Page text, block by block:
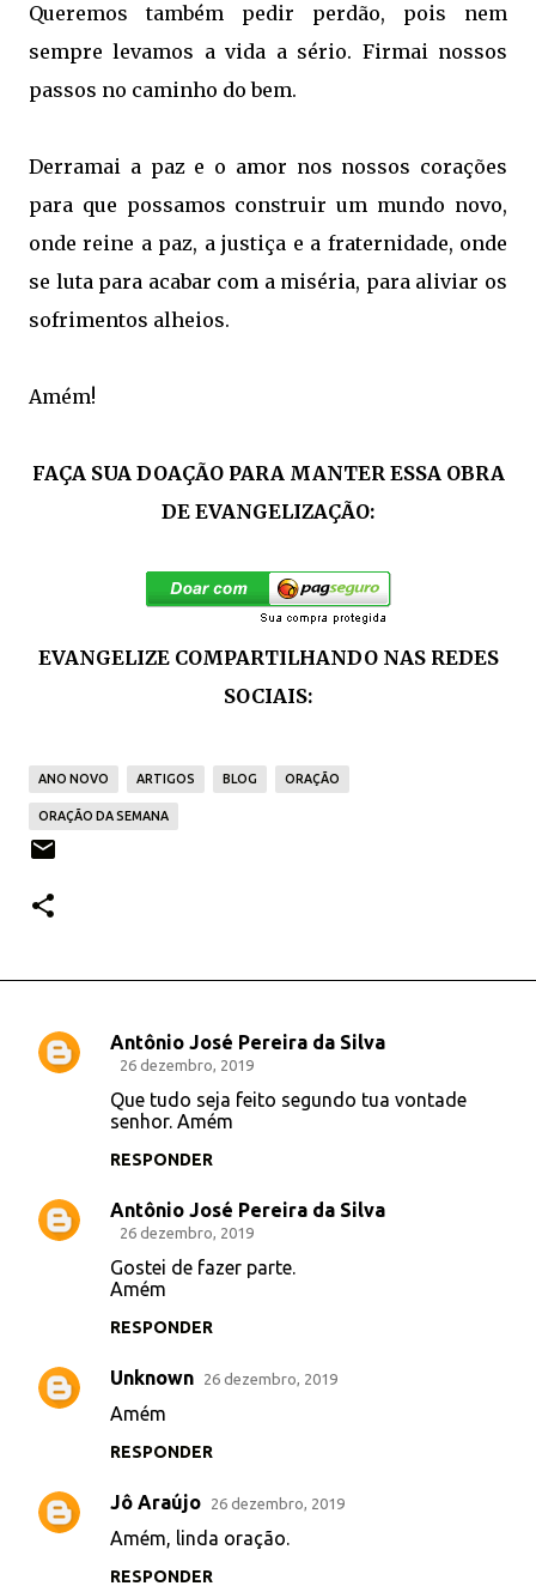
Queremos também pedir perdão, pois nem
sempre levamos a vida a sério. Firmai nossos
passos no caminho do bem.
Derramai a paz e o amor nos nossos corações
para que possamos construir um mundo novo,
onde reine a paz, a justiça e a fraternidade, onde
se luta para acabar com a miséria, para aliviar os
sofrimentos alheios.
Amém!
FAÇA SUA DOAÇÃO PARA MANTER ESSA OBRA
DE EVANGELIZAÇÃO:
EVANGELIZE COMPARTILHANDO NAS REDES
SOCIAIS:
ANO NOVO ARTIGOS BLOG ORAÇÃO
ORAÇÃO DA SEMANA
C
t
s
Antônio José Pereira da Silva
26 dezembro, 2019
Que tudo seja feito segundo tua vontade
senhor. Amém
RESPONDER
Antônio José Pereira da Silva
26 dezembro, 2019
Gostei de fazer parte.
Amém
RESPONDER
Unknown 26 dezembro, 2019
Amém
RESPONDER
Jô Araújo 26 dezembro, 2019
Amém, linda oração.
RESPONDER